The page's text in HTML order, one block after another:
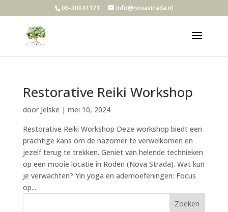
06-30041121 info@novastrada.nl
Restorative Reiki Workshop
door Jelske | mei 10, 2024
Restorative Reiki Workshop Deze workshop biedt een
prachtige kans om de nazomer te verwelkomen en
jezelf terug te trekken. Geniet van helende technieken
op een mooie locatie in Roden (Nova Strada). Wat kun
je verwachten? Yin yoga en ademoefeningen: Focus
op...